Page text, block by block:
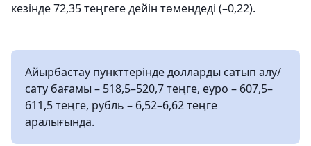
кезінде 72,35 теңгеге дейін төмендеді (–0,22).
Айырбастау пункттерінде долларды сатып алу/
сату бағамы – 518,5–520,7 теңге, еуро – 607,5–
611,5 теңге, рубль – 6,52–6,62 теңге
аралығында.